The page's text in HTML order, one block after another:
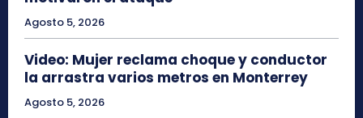
Agosto 5, 2026
Video: Mujer reclama choque y conductor
la arrastra varios metros en Monterrey
Agosto 5, 2026